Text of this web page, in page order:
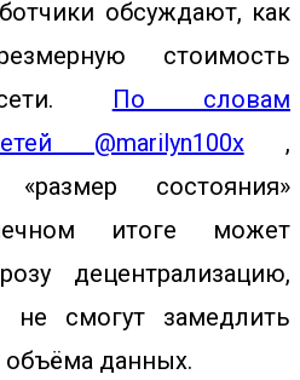
обсуждают, как
стоимость
сети. По словам
@marilyn100x,
«размер состояния»
итоге может
децентрализацию,
не смогут замедлить
данных.